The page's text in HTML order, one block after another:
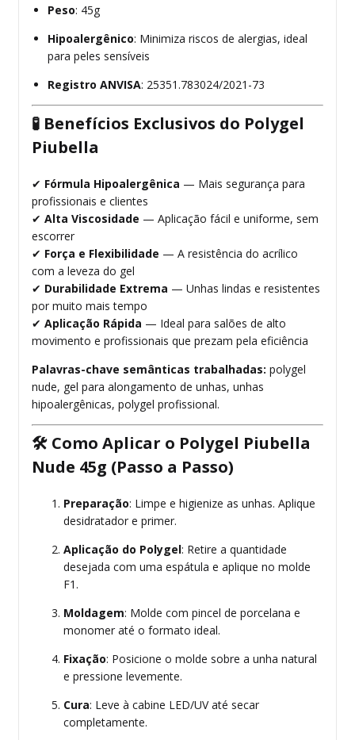
Peso: 45g
Hipoalergênico: Minimiza riscos de alergias, ideal
para peles sensíveis
Registro ANVISA: 25351.783024/2021-73
🧪 Benefícios Exclusivos do Polygel
Piubella
✔ Fórmula Hipoalergênica — Mais segurança para
profissionais e clientes
✔ Alta Viscosidade — Aplicação fácil e uniforme, sem
escorrer
✔ Força e Flexibilidade — A resistência do acrílico
com a leveza do gel
✔ Durabilidade Extrema — Unhas lindas e resistentes
por muito mais tempo
✔ Aplicação Rápida — Ideal para salões de alto
movimento e profissionais que prezam pela eficiência
Palavras-chave semânticas trabalhadas: polygel
nude, gel para alongamento de unhas, unhas
hipoalergênicas, polygel profissional.
🛠️ Como Aplicar o Polygel Piubella
Nude 45g (Passo a Passo)
Preparação: Limpe e higienize as unhas. Aplique
desidratador e primer.
Aplicação do Polygel: Retire a quantidade
desejada com uma espátula e aplique no molde
F1.
Moldagem: Molde com pincel de porcelana e
monomer até o formato ideal.
Fixação: Posicione o molde sobre a unha natural
e pressione levemente.
Cura: Leve à cabine LED/UV até secar
completamente.